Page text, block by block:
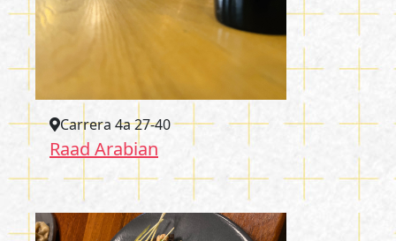
Carrera 4a 27-40
Raad Arabian